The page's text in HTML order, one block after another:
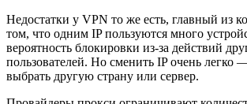
Недостатки у VPN то же есть, главный из
том, что одним IP пользуются много
вероятность блокировки из-за действий
пользователей. Но сменить IP очень легко
выбрать другую страну или сервер.